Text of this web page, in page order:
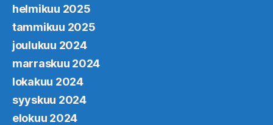
helmikuu 2025
tammikuu 2025
joulukuu 2024
marraskuu 2024
lokakuu 2024
syyskuu 2024
elokuu 2024